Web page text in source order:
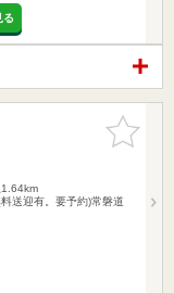
る
お気に入
りに追加
送迎有。要予約)常磐道